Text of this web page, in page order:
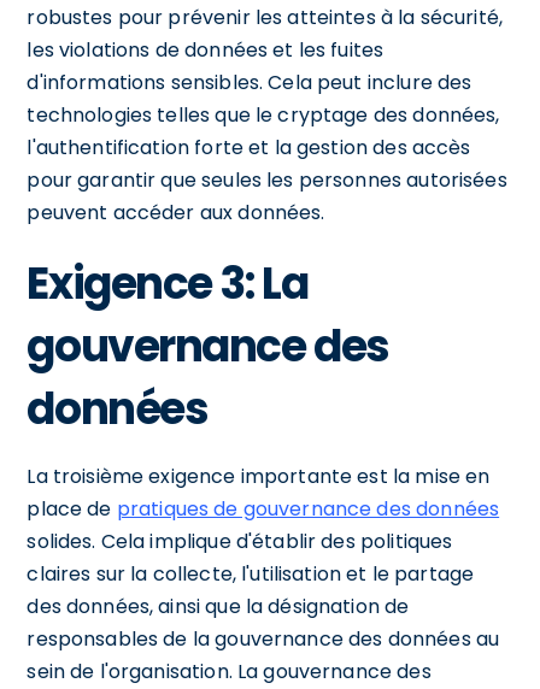
robustes pour prévenir les atteintes à la sécurité,
les violations de données et les fuites
d'informations sensibles. Cela peut inclure des
technologies telles que le cryptage des données,
l'authentification forte et la gestion des accès
pour garantir que seules les personnes autorisées
peuvent accéder aux données.
Exigence 3: La
gouvernance des
données
La troisième exigence importante est la mise en
place de pratiques de gouvernance des données
solides. Cela implique d'établir des politiques
claires sur la collecte, l'utilisation et le partage
des données, ainsi que la désignation de
responsables de la gouvernance des données au
sein de l'organisation. La gouvernance des